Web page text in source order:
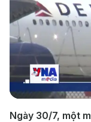
Ngày 30/7, một